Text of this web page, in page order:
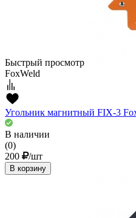
Быстрый просмотр
FoxWeld
Угольник магнитный FIX-3
В наличии
(0)
200
/шт
В корзину